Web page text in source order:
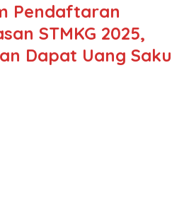
Pendaftaran
STMKG 2025,
Dapat Uang Saku